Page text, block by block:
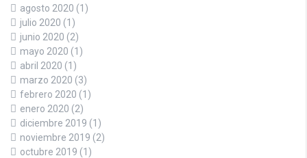
agosto 2020 (1)
julio 2020 (1)
junio 2020 (2)
mayo 2020 (1)
abril 2020 (1)
marzo 2020 (3)
febrero 2020 (1)
enero 2020 (2)
diciembre 2019 (1)
noviembre 2019 (2)
octubre 2019 (1)